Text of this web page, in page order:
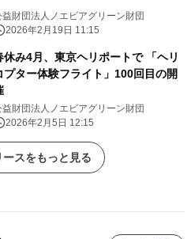
益財団法人ノエビアグリーン財団
2026年2月19日 11:15
休み4月、東京ヘリポートで 「ヘリ
プター体験フライト」100回目の開
益財団法人ノエビアグリーン財団
2026年2月5日 12:15
スをもっと見る